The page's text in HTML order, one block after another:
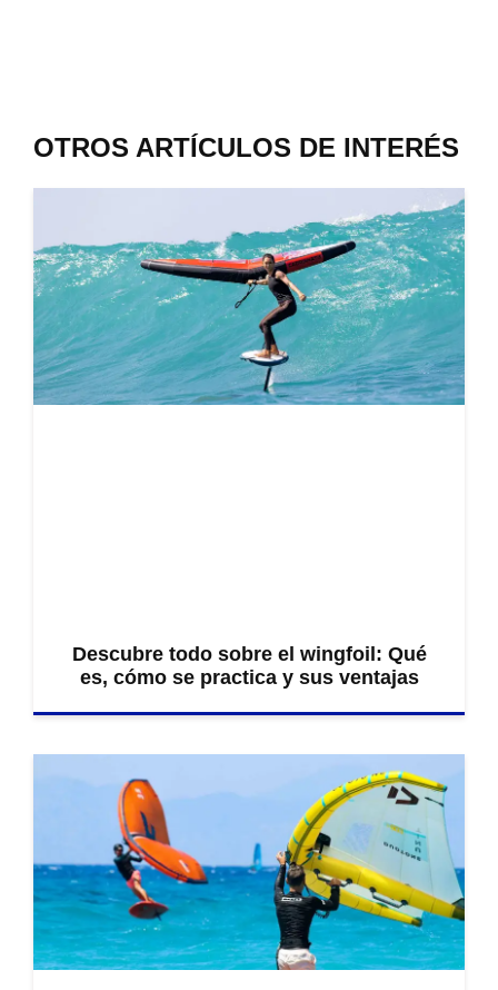
OTROS ARTÍCULOS DE INTERÉS
Descubre todo sobre el wingfoil: Qué
es, cómo se practica y sus ventajas